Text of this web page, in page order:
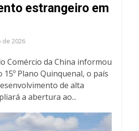
estrangeiro em
de 2026
Comércio da China informou
Plano Quinquenal, o país
de alta
a abertura ao...